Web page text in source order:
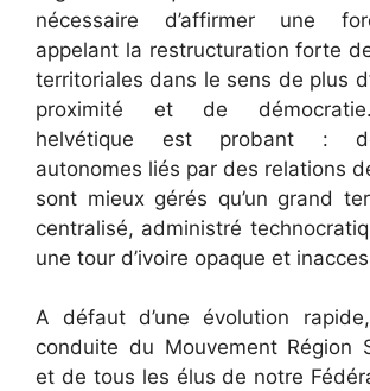
nécessaire d’affirmer une
appelant la restructuration forte
territoriales dans le sens de plus
proximité et de démocratie.
helvétique est probant :
autonomes liés par des relations
sont mieux gérés qu’un grand
centralisé, administré
une tour d’ivoire opaque et
A défaut d’une évolution
conduite du Mouvement Région
et de tous les élus de notre